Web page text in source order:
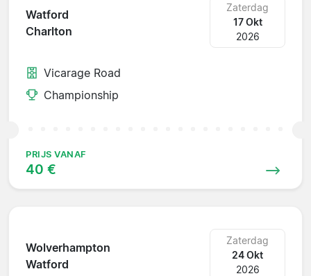
Watford
Charlton
Zaterdag
17 Okt
2026
Vicarage Road
Championship
PRIJS VANAF
40 €
Wolverhampton
Watford
Zaterdag
24 Okt
2026